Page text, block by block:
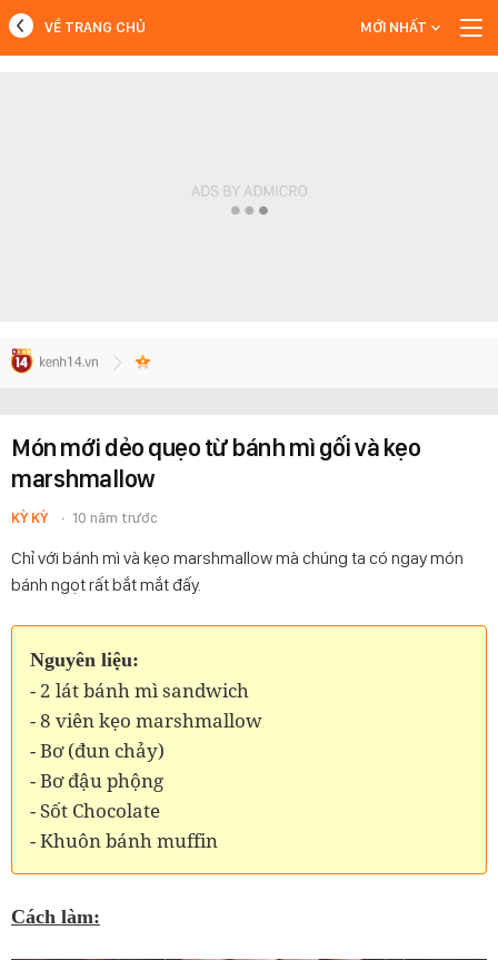
VỀ TRANG CHỦ MỚI NHẤT
Món mới dẻo quẹo từ bánh mì gối và kẹo
marshmallow
KỲ KỲ 10 năm trước
Chỉ với bánh mì và kẹo marshmallow mà chúng ta có ngay món
bánh ngọt rất bắt mắt đấy.
Nguyên liệu:
- 2 lát bánh mì sandwich
- 8 viên kẹo marshmallow
- Bơ (đun chảy)
- Bơ đậu phộng
- Sốt Chocolate
- Khuôn bánh muffin
Cách làm: